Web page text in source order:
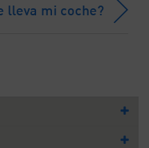
lleva mi coche?